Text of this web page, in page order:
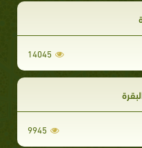
14045
9945